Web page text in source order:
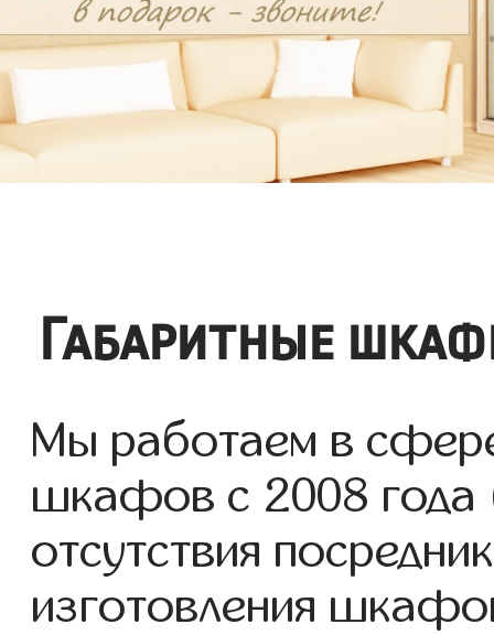
Габаритные
Мы работаем в
шкафов с 2008 года
отсутствия
изготовления